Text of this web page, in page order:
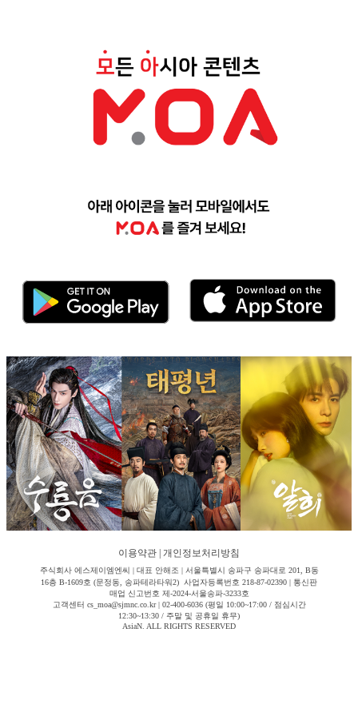
이용약관 개인정보처리방침
주식회사 에스제이엠엔씨 | 대표 안해조 | 서울특별시 송파구 송파대로 201, B동
16층 B-1609호 (문정동, 송파테라타워2) 사업자등록번호 218-87-02390 | 통신판
매업 신고번호 제-2024-서울송파-3233호
고객센터 cs_moa@sjmnc.co.kr | 02-400-6036 (평일 10:00~17:00 / 점심시간
12:30~13:30 / 주말 및 공휴일 휴무)
AsiaN. ALL RIGHTS RESERVED